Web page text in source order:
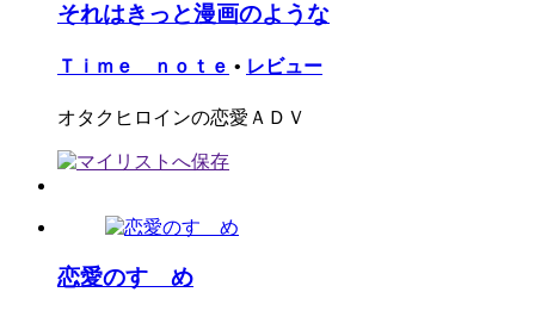
それはきっと漫画のような
Ｔｉｍｅ ｎｏｔｅ • レビュー
オタクヒロインの恋愛ＡＤＶ
恋愛のすゝめ